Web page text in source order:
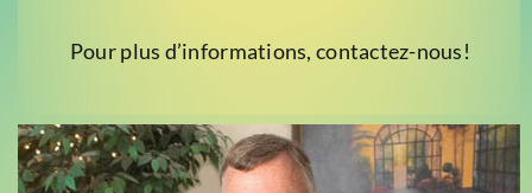
Pour plus d’informations, contactez-nous!